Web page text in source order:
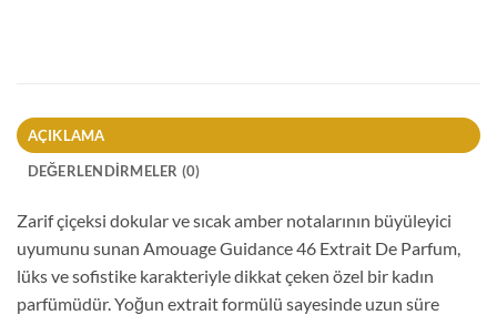
AÇIKLAMA
DEĞERLENDIRMELER (0)
Zarif çiçeksi dokular ve sıcak amber notalarının büyüleyici
uyumunu sunan Amouage Guidance 46 Extrait De Parfum,
lüks ve sofistike karakteriyle dikkat çeken özel bir kadın
parfümüdür. Yoğun extrait formülü sayesinde uzun süre